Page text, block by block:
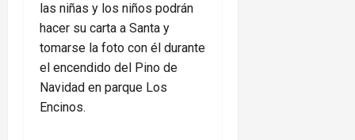
las niñas y los niños podrán
hacer su carta a Santa y
tomarse la foto con él durante
el encendido del Pino de
Navidad en parque Los
Encinos.